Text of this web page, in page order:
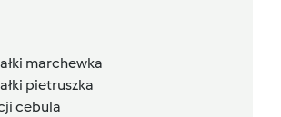
marchewka
pietruszka
cebula